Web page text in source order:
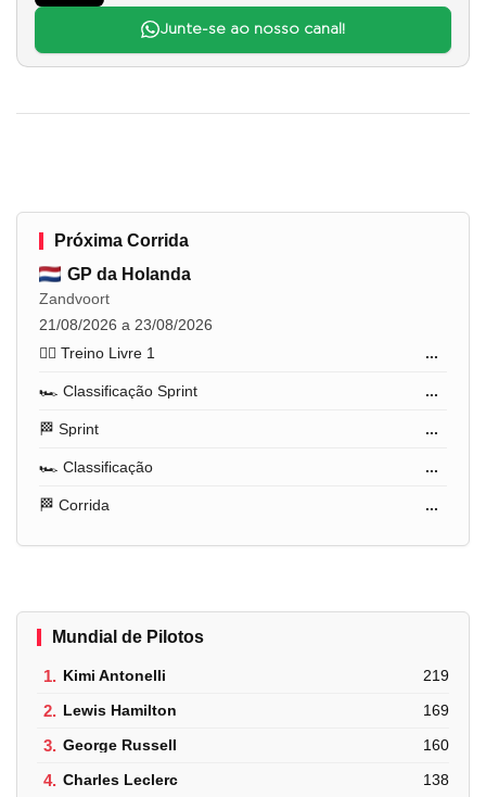
Junte-se ao nosso canal!
Próxima Corrida
GP da Holanda
Zandvoort
21/08/2026 a 23/08/2026
🏋️‍♂️ Treino Livre 1
...
🏎️ Classificação Sprint ...
🏁 Sprint ...
🏎️ Classificação ...
🏁 Corrida ...
Mundial de Pilotos
1. Kimi Antonelli 219
2. Lewis Hamilton 169
3. George Russell 160
4. Charles Leclerc 138